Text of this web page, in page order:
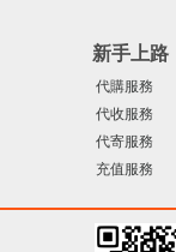
新手上路
代購服務
代收服務
代寄服務
充值服務